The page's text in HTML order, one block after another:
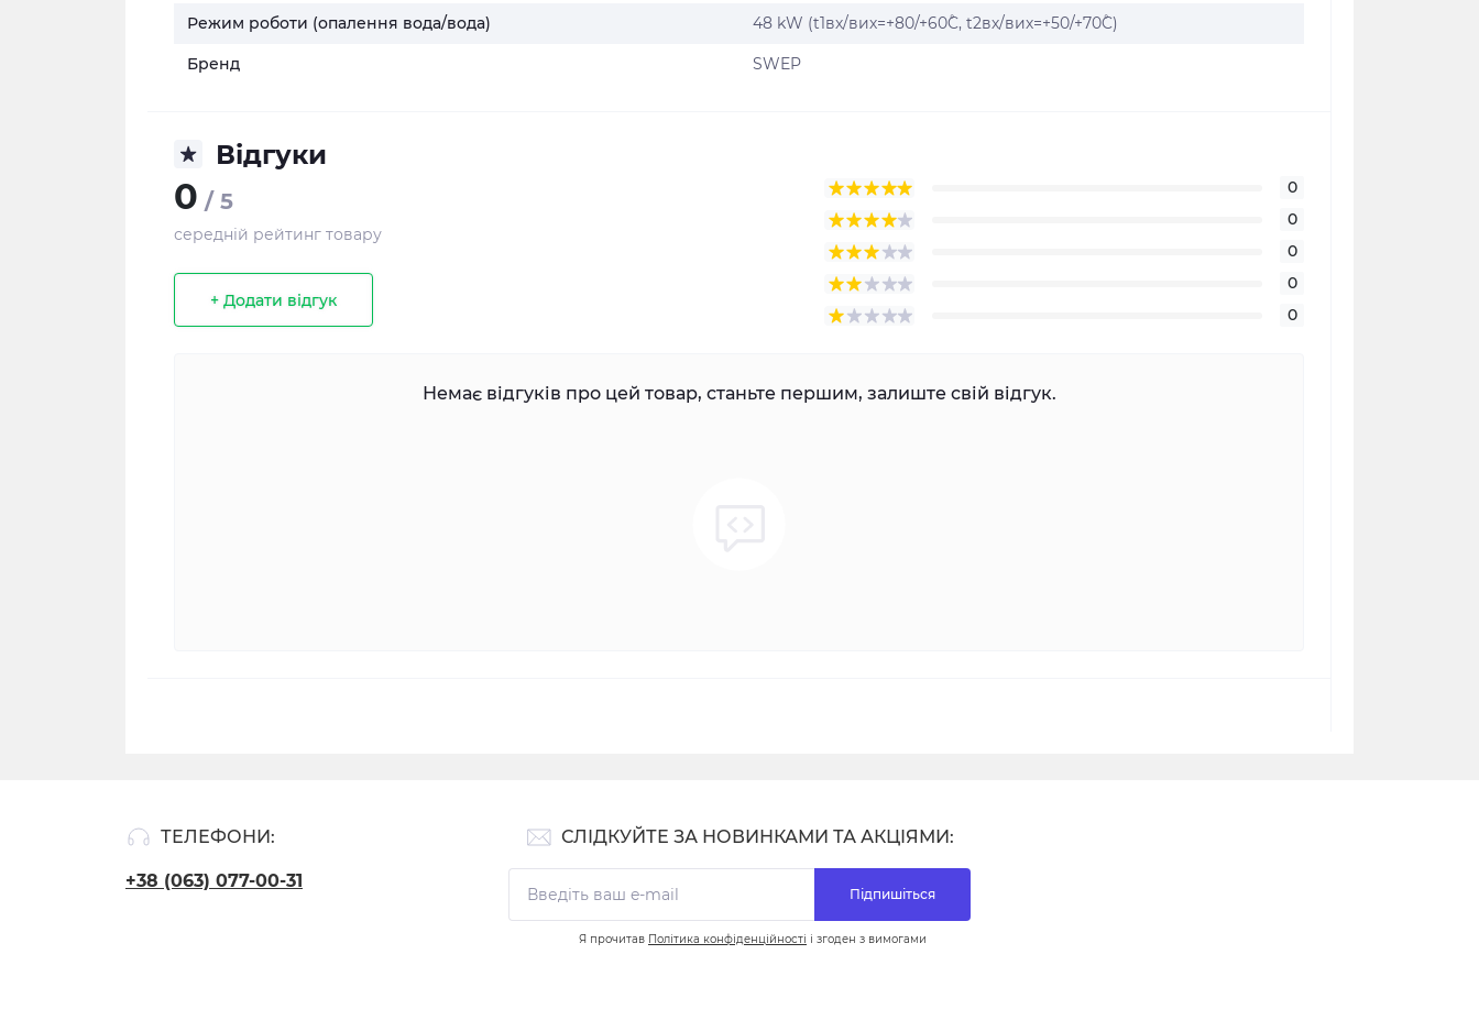
Режим роботи (опалення вода/вода) 48 kW (t1вх/вих=+80/+60˚C, t2вх/вих=+50/+70˚C)
Бренд SWEP
Відгуки
0 / 5
середній рейтинг товару
+ Додати відгук
0
0
0
0
0
Немає відгуків про цей товар, станьте першим, залиште свій відгук.
ТЕЛЕФОНИ:
+38 (063) 077-00-31
СЛІДКУЙТЕ ЗА НОВИНКАМИ ТА АКЦІЯМИ:
Підпишіться
Я прочитав Політика конфіденційності і згоден з вимогами